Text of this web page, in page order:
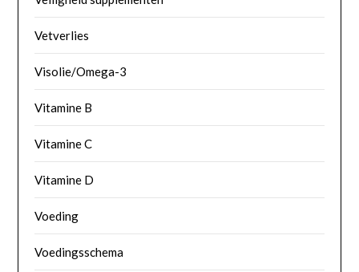
Vetverlies
Visolie/Omega-3
Vitamine B
Vitamine C
Vitamine D
Voeding
Voedingsschema